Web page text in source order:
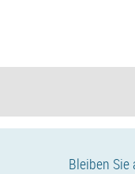
Bleiben Sie